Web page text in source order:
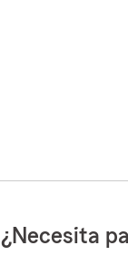
¿Necesita